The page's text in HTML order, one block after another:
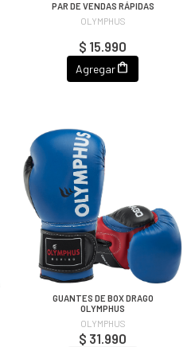
PAR DE VENDAS RÁPIDAS
OLYMPHUS
$ 15.990
Agregar
GUANTES DE BOX DRAGO
OLYMPHUS
OLYMPHUS
$ 31.990